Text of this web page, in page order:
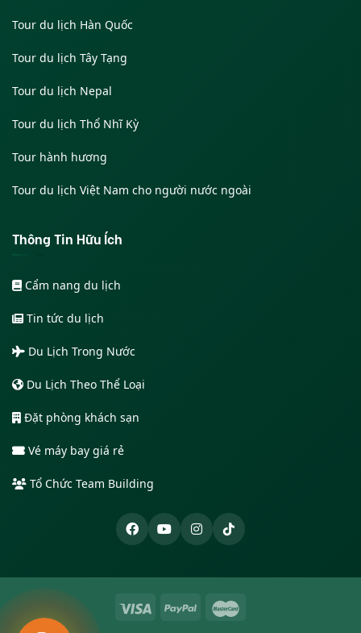
Tour du lịch Hàn Quốc
Tour du lịch Tây Tạng
Tour du lịch Nepal
Tour du lịch Thổ Nhĩ Kỳ
Tour hành hương
Tour du lịch Việt Nam cho người nước ngoài
Thông Tin Hữu Ích
Cẩm nang du lịch
Tin tức du lịch
Du Lịch Trong Nước
Du Lịch Theo Thể Loại
Đặt phòng khách sạn
Vé máy bay giá rẻ
Tổ Chức Team Building